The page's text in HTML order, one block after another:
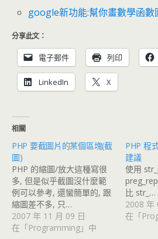
google新功能:幫你畫數學函數
分享此文：
電子郵件 列印
LinkedIn X
相關
PHP 要截圖片的某個區塊(截
圖)
PHP 的縮圖/放大這種寫很
多, 但是似乎截圖沒什麼範
例可以參考, 還蠻簡單的, 跟
縮圖差不多, 只…
2007 年 11 月 09 日
在「Programming」中
PHP 程
建議
使用
比 str_…
2008 年
在「